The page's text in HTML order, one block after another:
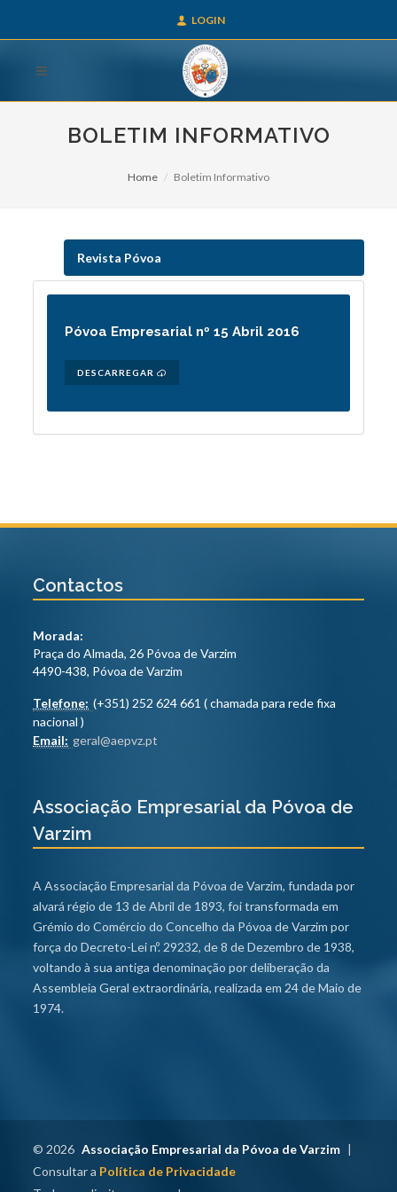
LOGIN
BOLETIM INFORMATIVO
Home Boletim Informativo
Revista Póvoa
Póvoa Empresarial nº 15 Abril 2016
DESCARREGAR
Contactos
Morada:
Praça do Almada, 26 Póvoa de Varzim
4490-438, Póvoa de Varzim
Telefone: (+351) 252 624 661 ( chamada para rede fixa
nacional )
Email: geral@aepvz.pt
Associação Empresarial da Póvoa de
Varzim
A Associação Empresarial da Póvoa de Varzim, fundada por
alvará régio de 13 de Abril de 1893, foi transformada em
Grémio do Comércio do Concelho da Póvoa de Varzim por
força do Decreto-Lei nº. 29232, de 8 de Dezembro de 1938,
voltando à sua antiga denominação por deliberação da
Assembleia Geral extraordinária, realizada em 24 de Maio de
1974.
© 2026 Associação Empresarial da Póvoa de Varzim |
Consultar a Política de Privacidade